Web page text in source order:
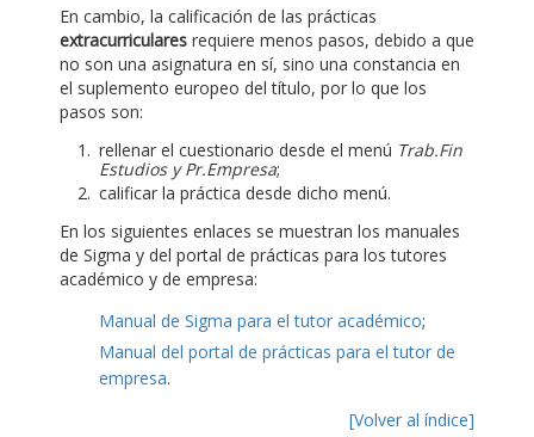
En cambio, la calificación de las prácticas
extracurriculares requiere menos pasos, debido a que
no son una asignatura en sí, sino una constancia en
el suplemento europeo del título, por lo que los
pasos son:
rellenar el cuestionario desde el menú Trab.Fin
Estudios y Pr.Empresa;
calificar la práctica desde dicho menú.
En los siguientes enlaces se muestran los manuales
de Sigma y del portal de prácticas para los tutores
académico y de empresa:
Manual de Sigma para el tutor académico;
Manual del portal de prácticas para el tutor de
empresa.
[Volver al índice]